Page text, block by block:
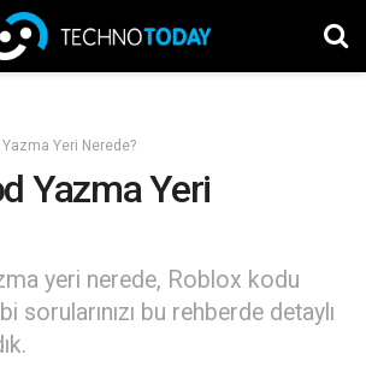
Yazma Yeri Nerede?
Yazma Yeri
yeri nerede, Roblox kodu
sorularınızı bu rehberde detaylı